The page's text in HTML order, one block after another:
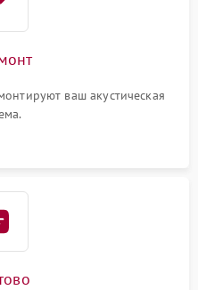
ваш акустическая